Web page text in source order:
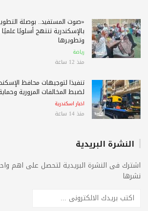
«صوت المستفيد.. بوصلة
بالإسكندرية تنتهج أسلوبًا
وتطويرها
رياضة
منذ 12 ساعة
تنفيذًا لتوجيهات محافظ
لضبط المخالفات المرورية
اخبار اسكندرية
منذ 14 ساعة
النشرة البريدية
اشترك فى النشرة البريدية لتحصل على اهم
نشرها